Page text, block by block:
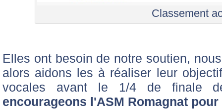
Classement
Elles ont besoin de notre soutien,
alors aidons les à réaliser leur
vocales avant le 1/4 de finale
encourageons l'ASM Romagnat